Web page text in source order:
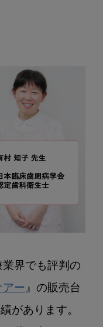
界でも評判の
アー』の販売台
があります。